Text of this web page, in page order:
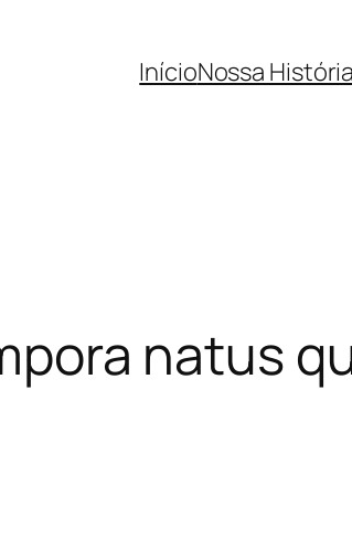
InícioNossa
natus